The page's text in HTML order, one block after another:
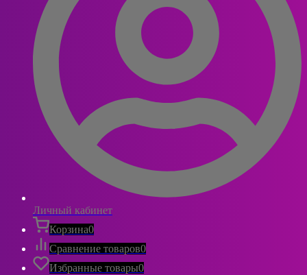
Личный кабинет
Корзина0
Сравнение товаров0
Избранные товары0